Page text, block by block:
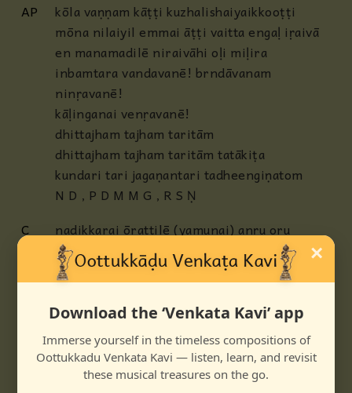
AP
kōla vaṇṇam kāṭṭi kuzhalishaiyaikkooṭṭi
mōna nilaiyil emmai āṭṭi vaitta engaḷ iṛaivā
en manamadilē niraivāhi oḷi miḷira
inbamtara vandavanē! brndāvanam
ninṛavanē!
kāḷinganai venṛavanē!
dhittajham tajham taritām
dhittajham tajham taritām tatākiṭa
kundari tari jagaṇantari tadheengiṇatom
N D , P D M M G , R S Ṇ
C
nadikkarai ōrattilē (yamunai) anṛu oru
nāḷ innērattilē anṛalarnda narumaṇa maḷarō
malaridazhō un
izhanda
enniḍam manadirangi aruḷ purindu
shenradum maravēnē
kaṇam dhariyēnē dhittariku
×
Download the ‘Venkata Kavi’ app
Immerse yourself in the timeless compositions of
Oottukkadu Venkata Kavi — listen, learn, and revisit
these musical treasures on the go.